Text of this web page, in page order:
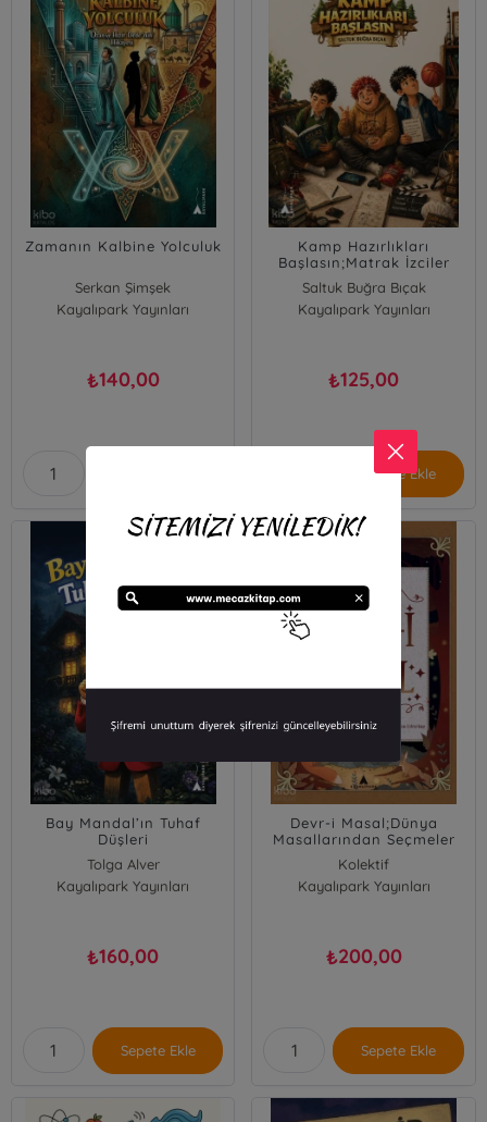
Zamanın Kalbine Yolculuk
Serkan Şimşek
Kayalıpark Yayınları
₺140,00
Kamp Hazırlıkları
Başlasın;Matrak İzciler
Serisi - 1
Saltuk Buğra Bıçak
Kayalıpark Yayınları
₺125,00
Sepete Ekle
Bay Mandal’ın Tuhaf
Düşleri
Tolga Alver
Kayalıpark Yayınları
₺160,00
Sepete Ekle
Devr-i Masal;Dünya
Masallarından Seçmeler
Kolektif
Kayalıpark Yayınları
₺200,00
Sepete Ekle